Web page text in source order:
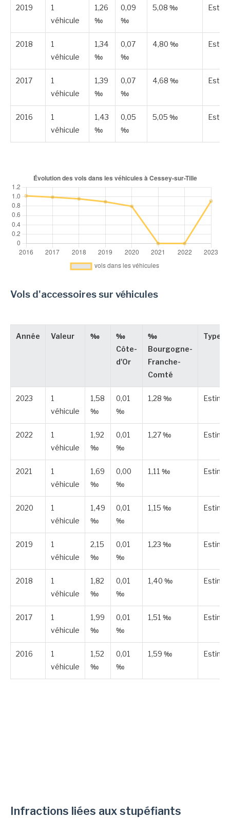
2019
1
véhicule
1,26
‰
0,09
‰
5,08 ‰
2018
1
véhicule
1,34
‰
0,07
‰
4,80 ‰
2017
1
véhicule
1,39
‰
0,07
‰
4,68 ‰
2016
1
véhicule
1,43
‰
0,05
‰
5,05 ‰
Vols d'accessoires sur véhicules
Année Valeur ‰
‰
Côte-
d'Or
‰
Bourgogne-
Franche-
Comté
Type
2023
1
véhicule
1,58
‰
0,01
‰
1,28 ‰
2022
1
véhicule
1,92
‰
0,01
‰
1,27 ‰
2021
1
véhicule
1,69
‰
0,00
‰
1,11 ‰
2020
1
véhicule
1,49
‰
0,01
‰
1,15 ‰
2019
1
véhicule
2,15
‰
0,01
‰
1,23 ‰
2018
1
véhicule
1,82
‰
0,01
‰
1,40 ‰
2017
1
véhicule
1,99
‰
0,01
‰
1,51 ‰
2016
1
véhicule
1,52
‰
0,01
‰
1,59 ‰
Infractions liées aux stupéfiants